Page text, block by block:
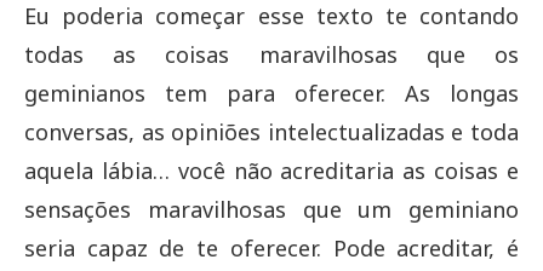
Eu poderia começar esse texto te contando
todas as coisas maravilhosas que os
geminianos tem para oferecer. As longas
conversas, as opiniões intelectualizadas e toda
aquela lábia… você não acreditaria as coisas e
sensações maravilhosas que um geminiano
seria capaz de te oferecer. Pode acreditar, é